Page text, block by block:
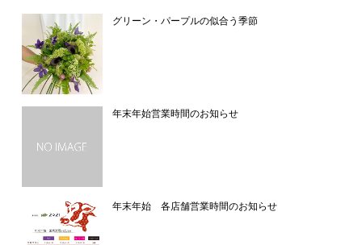
グリーン・パープルの似合う季節
年末年始営業時間のお知らせ
年末年始 各店舗営業時間のお知らせ